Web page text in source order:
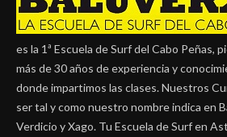
es la 1ª Escuela de Surf del Cabo Peñas,
más de 30 años de experiencia y
donde impartimos las clases. Nuestros
ser tal y como nuestro nombre indica en
Verdicio y Xago. Tu Escuela de Surf en